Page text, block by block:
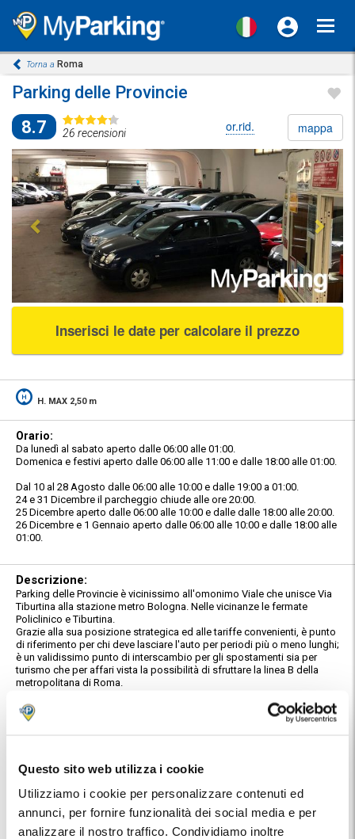
Questo sito web utilizza i cookie
Utilizziamo i cookie per personalizzare contenuti ed
annunci, per fornire funzionalità dei social media e per
analizzare il nostro traffico. Condividiamo inoltre
Torna a Roma
Parking delle Provincie
8.7
26 recensioni or.rid. mappa
Previous Next
Inserisci le date per calcolare il prezzo
H. MAX 2,50 m
Orario:
Da lunedì al sabato aperto dalle 06:00 alle 01:00.
Domenica e festivi aperto dalle 06:00 alle 11:00 e dalle 18:00 alle 01:00.
Dal 10 al 28 Agosto dalle 06:00 alle 10:00 e dalle 19:00 a 01:00.
24 e 31 Dicembre il parcheggio chiude alle ore 20:00.
25 Dicembre aperto dalle 06:00 alle 10:00 e dalle dalle 18:00 alle 20:00.
26 Dicembre e 1 Gennaio aperto dalle 06:00 alle 10:00 e dalle 18:00 alle
01:00.
Descrizione:
Parking delle Provincie è vicinissimo all'omonimo Viale che unisce Via
Tiburtina alla stazione metro Bologna. Nelle vicinanze le fermate
Policlinico e Tiburtina.
Grazie alla sua posizione strategica ed alle tariffe convenienti, è punto
di riferimento per chi deve lasciare l'auto per periodi più o meno lunghi;
è un validissimo punto di interscambio per gli spostamenti sia per
turismo che per affari vista la possibilità di sfruttare la linea B della
metropolitana di Roma.
Caratteristiche:
Posti:
Al coperto per auto e moto. Sono accettati i veicoli alimentati a GPL o
metano.
Altezza massima 2,50 metri.